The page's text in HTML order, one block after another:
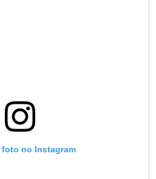
foto no Instagram